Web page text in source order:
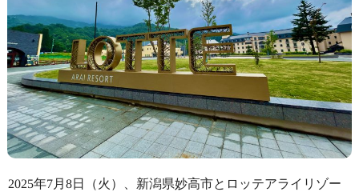
2025年7月8日（火）、新潟県妙高市とロッテアライリゾー